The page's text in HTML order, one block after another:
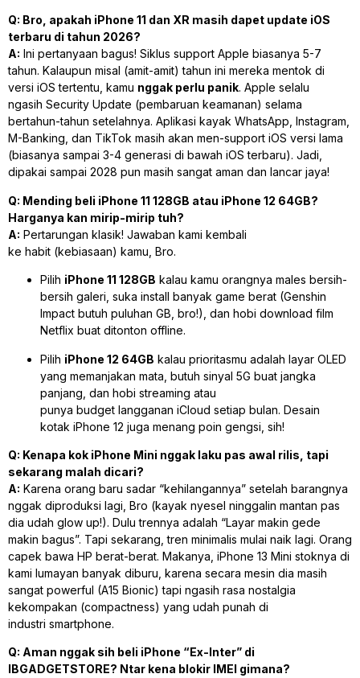
Q: Bro, apakah iPhone 11 dan XR masih dapet update iOS
terbaru di tahun 2026?
A: Ini pertanyaan bagus! Siklus support Apple biasanya 5-7
tahun. Kalaupun misal (amit-amit) tahun ini mereka mentok di
versi iOS tertentu, kamu nggak perlu panik. Apple selalu
ngasih Security Update (pembaruan keamanan) selama
bertahun-tahun setelahnya. Aplikasi kayak WhatsApp, Instagram,
M-Banking, dan TikTok masih akan men-support iOS versi lama
(biasanya sampai 3-4 generasi di bawah iOS terbaru). Jadi,
dipakai sampai 2028 pun masih sangat aman dan lancar jaya!
Q: Mending beli iPhone 11 128GB atau iPhone 12 64GB?
Harganya kan mirip-mirip tuh?
A: Pertarungan klasik! Jawaban kami kembali
ke habit (kebiasaan) kamu, Bro.
Pilih iPhone 11 128GB kalau kamu orangnya males bersih-
bersih galeri, suka install banyak game berat (Genshin
Impact butuh puluhan GB, bro!), dan hobi download film
Netflix buat ditonton offline.
Pilih iPhone 12 64GB kalau prioritasmu adalah layar OLED
yang memanjakan mata, butuh sinyal 5G buat jangka
panjang, dan hobi streaming atau
punya budget langganan iCloud setiap bulan. Desain
kotak iPhone 12 juga menang poin gengsi, sih!
Q: Kenapa kok iPhone Mini nggak laku pas awal rilis, tapi
sekarang malah dicari?
A: Karena orang baru sadar “kehilangannya” setelah barangnya
nggak diproduksi lagi, Bro (kayak nyesel ninggalin mantan pas
dia udah glow up!). Dulu trennya adalah “Layar makin gede
makin bagus”. Tapi sekarang, tren minimalis mulai naik lagi. Orang
capek bawa HP berat-berat. Makanya, iPhone 13 Mini stoknya di
kami lumayan banyak diburu, karena secara mesin dia masih
sangat powerful (A15 Bionic) tapi ngasih rasa nostalgia
kekompakan (compactness) yang udah punah di
industri smartphone.
Q: Aman nggak sih beli iPhone “Ex-Inter” di
IBGADGETSTORE? Ntar kena blokir IMEI gimana?